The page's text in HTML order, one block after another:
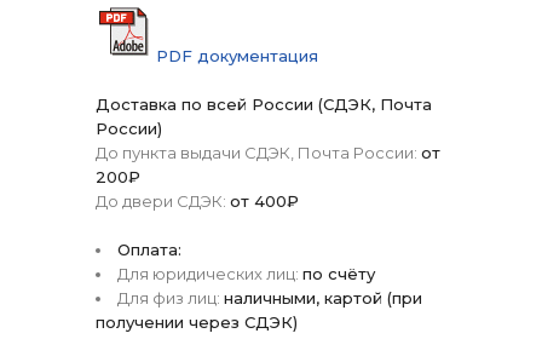
PDF документация
Доставка по всей России (СДЭК, Почта
России)
До пункта выдачи СДЭК, Почта России: от
200₽
До двери СДЭК: от 400₽
Оплата:
Для юридических лиц: по счёту
Для физ лиц: наличными, картой (при
получении через СДЭК)